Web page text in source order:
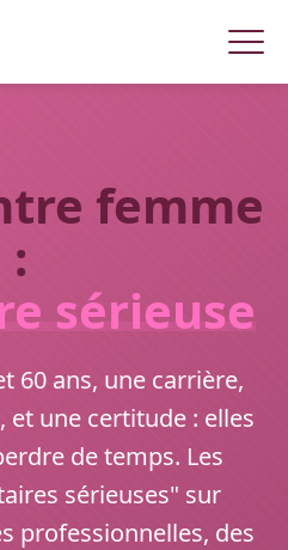
femme
:
sérieuse
60 ans, une carrière,
et une certitude : elles
de temps. Les
sérieuses" sur
professionnelles, des